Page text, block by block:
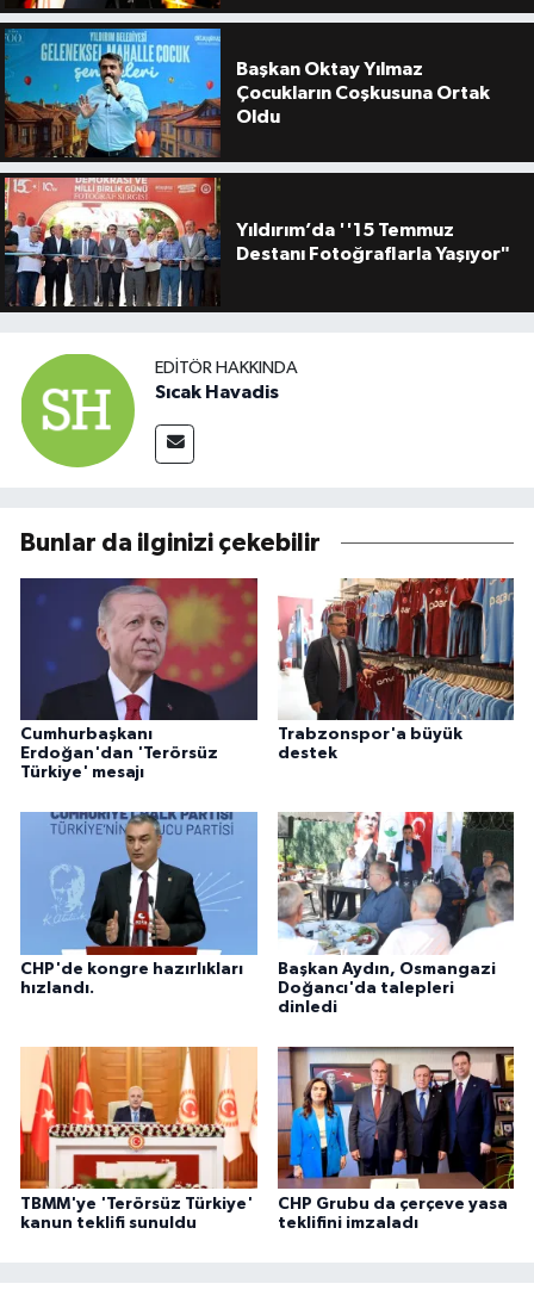
Başkan Oktay Yılmaz
Çocukların Coşkusuna Ortak
Oldu
Yıldırım’da ''15 Temmuz
Destanı Fotoğraflarla Yaşıyor"
EDITÖR HAKKINDA
Sıcak Havadis
Bunlar da ilginizi çekebilir
Cumhurbaşkanı
Erdoğan'dan 'Terörsüz
Türkiye' mesajı
Trabzonspor'a büyük
destek
CHP'de kongre hazırlıkları
hızlandı.
Başkan Aydın, Osmangazi
Doğancı'da talepleri
dinledi
TBMM'ye 'Terörsüz Türkiye'
kanun teklifi sunuldu
CHP Grubu da çerçeve yasa
teklifini imzaladı